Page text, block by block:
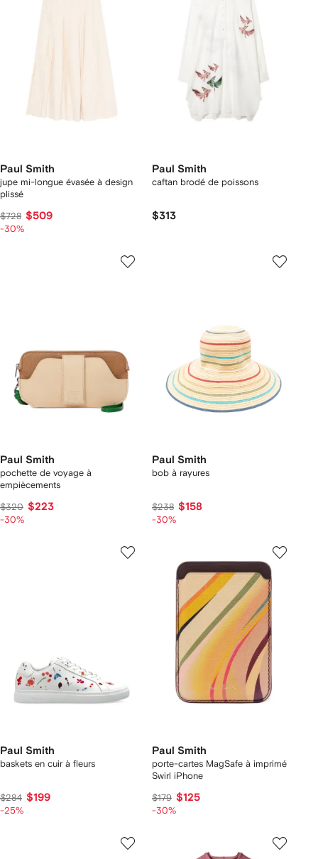
Paul Smith
jupe mi-longue évasée à design
plissé
$728 $509
-30%
Paul Smith
caftan brodé de poissons
$313
Paul Smith
pochette de voyage à
empiècements
$320 $223
-30%
Paul Smith
bob à rayures
$238 $158
-30%
Paul Smith
baskets en cuir à fleurs
$284 $199
-25%
Paul Smith
porte-cartes MagSafe à imprimé
Swirl iPhone
$179 $125
-30%